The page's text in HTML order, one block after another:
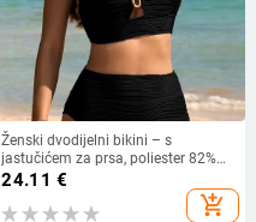
Ženski dvodijelni bikini – s
jastučićem za prsa, poliester 82%
uz podlogu 18%, 150 g, za plivanje i
24.11 €
add_shopping_cart